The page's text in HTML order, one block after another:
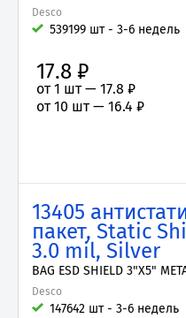
Desco
539199 шт - 3-6 недель
17.8 ₽
от 1 шт — 17.8 ₽
от 10 шт — 16.4 ₽
13405
пакет, Static
3.0 mil, Silver
BAG ESD SHIELD 3"X5"
Desco
147642 шт - 3-6 недель